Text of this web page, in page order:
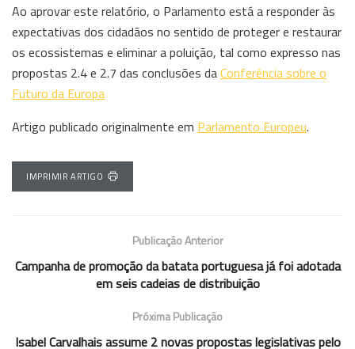
Ao aprovar este relatório, o Parlamento está a responder às
expectativas dos cidadãos no sentido de proteger e restaurar
os ecossistemas e eliminar a poluição, tal como expresso nas
propostas 2.4 e 2.7 das conclusões daConferência sobre o
Futuro da Europa
Artigo publicado originalmente em Parlamento Europeu.
IMPRIMIR ARTIGO
Publicação Anterior
Campanha de promoção da batata portuguesa já foi adotada
em seis cadeias de distribuição
Próxima Publicação
Isabel Carvalhais assume 2 novas propostas legislativas pelo